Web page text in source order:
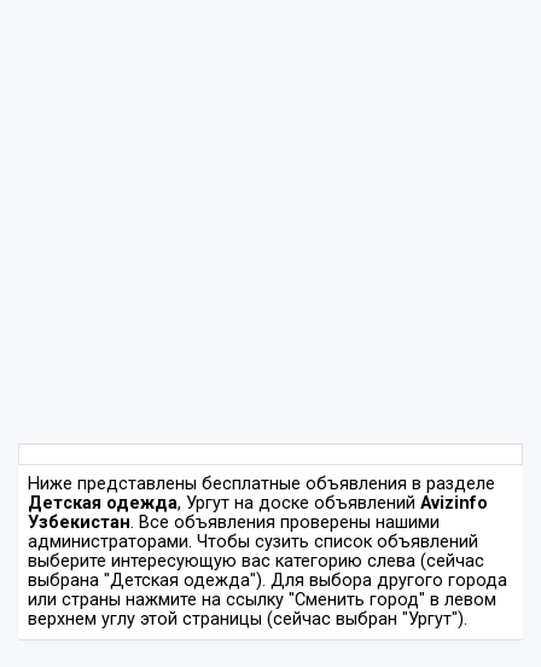
Ниже представлены бесплатные объявления в разделе
Детская одежда, Ургут на доске объявлений Avizinfo
Узбекистан. Все объявления проверены нашими
администраторами. Чтобы сузить список объявлений
выберите интересующую вас категорию слева (сейчас
выбрана "Детская одежда"). Для выбора другого города
или страны нажмите на ссылку "Сменить город" в левом
верхнем углу этой страницы (сейчас выбран "Ургут").